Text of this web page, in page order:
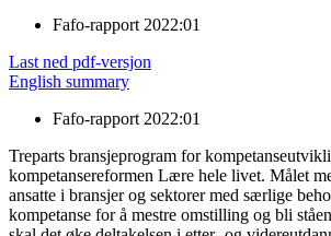
Fafo-rapport 2022:01
Last ned pdf-versjon
English summary
Fafo-rapport 2022:01
Treparts bransjeprogram for
kompetansereformen Lære hele livet. Målet
ansatte i bransjer og sektorer med særlige
kompetanse for å mestre omstilling og bli